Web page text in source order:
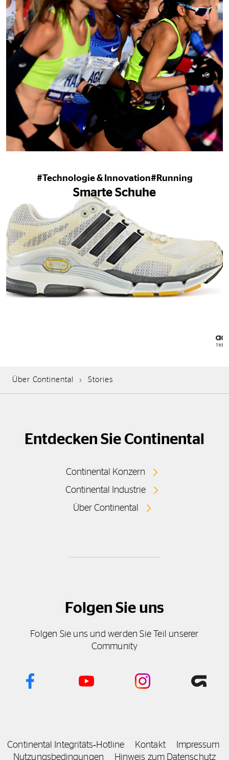
#Technologie & Innovation#Running
Smarte Schuhe
Über Continental Stories
Entdecken Sie Continental
Continental Konzern
Continental Industrie
Über Continental
Folgen Sie uns
Folgen Sie uns und werden Sie Teil unserer
Community
Continental Integritäts‑Hotline Kontakt
Impressum
Nutzungsbedingungen
Hinweis zum Datenschutz